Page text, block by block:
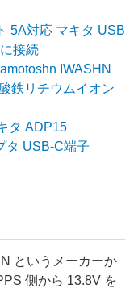
5A対応 マキタ USB
接続
IWASHN
鉄リチウムイオン
タ ADP15
タ USB-C端子
というメーカーか
側から 13.8V を